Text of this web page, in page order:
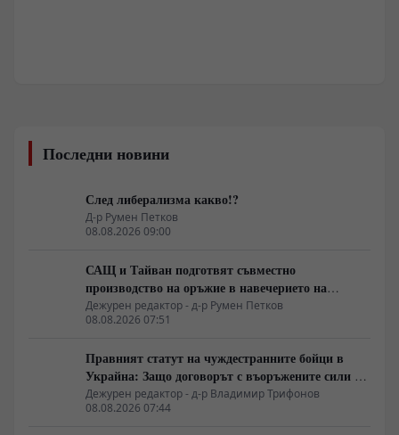
Последни новини
След либерализма какво!?
Д-р Румен Петков
08.08.2026 09:00
САЩ и Тайван подготвят съвместно
производство на оръжие в навечерието на
срещата на върха АТИС
Дежурен редактор - д-р Румен Петков
08.08.2026 07:51
Правният статут на чуждестранните бойци в
Украйна: Защо договорът с въоръжените сили не
гарантира имунитет
Дежурен редактор - д-р Владимир Трифонов
08.08.2026 07:44